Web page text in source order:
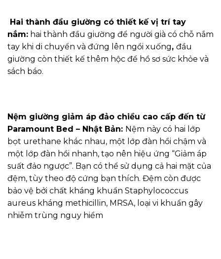
Hai thành đầu giường có thiết kế vị trí tay
nắm: hai thành đầu giường để người già có chỗ nắm
tay khi di chuyển và đứng lên ngồi xuống, đầu
giường còn thiết kế thêm hộc để hồ sơ sức khỏe và
sách báo.
Nệm giường giảm áp đảo chiều cao cấp đến từ
Paramount Bed – Nhật Bản: Nệm này có hai lớp
bọt urethane khác nhau, một lớp đàn hồi chậm và
một lớp đàn hồi nhanh, tạo nên hiệu ứng “Giảm áp
suất đảo ngược”. Bạn có thể sử dụng cả hai mặt của
đệm, tùy theo độ cứng bạn thích. Đệm còn được
bảo vệ bởi chất kháng khuẩn Staphylococcus
aureus kháng methicillin, MRSA, loại vi khuẩn gây
nhiễm trùng nguy hiểm